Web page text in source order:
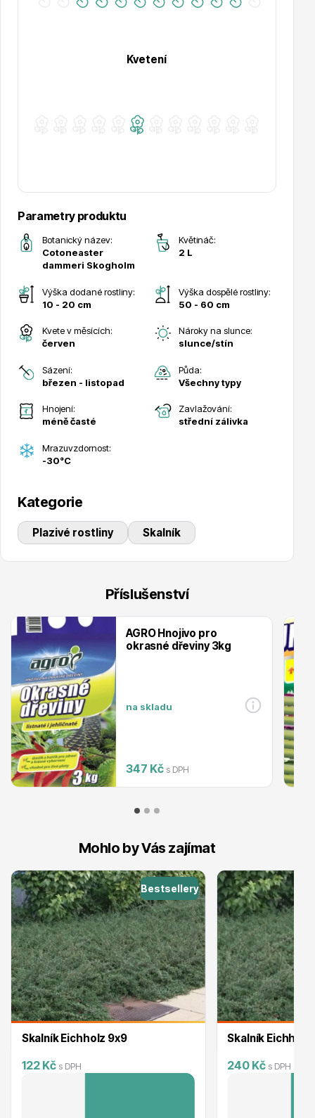
Substráty, hnojiva, kůra
Trvalky
Bylinky do kuchyně
Ovocné stromy
Okrasné keře
Kvetení
Parametry produktu
Botanický název:
Cotoneaster
dammeri Skogholm
Květináč:
2 L
Výška dodané rostliny:
10 - 20 cm
Výška dospělé rostliny:
50 - 60 cm
Kvete v měsících:
červen
Nároky na slunce:
slunce/stín
Sázení:
březen - listopad
Půda:
Všechny typy
Hnojení:
méně časté
Zavlažování:
střední zálivka
Mrazuvzdornost:
-30°C
Kategorie
Plazivé rostliny Skalník
Příslušenství
AGRO Hnojivo pro
okrasné dřeviny 3kg
na skladu
347 Kč s DPH
Mohlo by Vás zajímat
Bestsellery
Skalník Eichholz 9x9
122 Kč s DPH
Skalník Eichholz
240 Kč s DPH